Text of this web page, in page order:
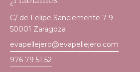
C/ de Felipe Sanclemente 7-9
50001 Zaragoza
evapellejero@evapellejero.com
976 79 51 52